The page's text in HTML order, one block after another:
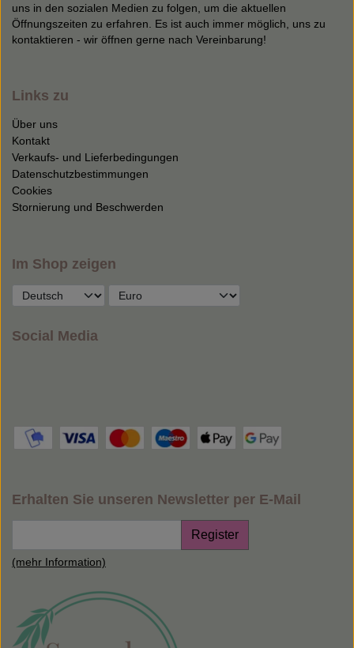
uns in den sozialen Medien zu folgen, um die aktuellen
Öffnungszeiten zu erfahren. Es ist auch immer möglich, uns zu
kontaktieren - wir öffnen gerne nach Vereinbarung!
Links zu
Über uns
Kontakt
Verkaufs- und Lieferbedingungen
Datenschutzbestimmungen
Cookies
Stornierung und Beschwerden
Im Shop zeigen
Social Media
Erhalten Sie unseren Newsletter per E-Mail
Register
(mehr Information)